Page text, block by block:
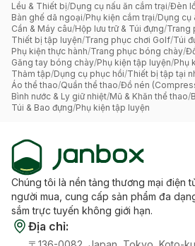
Lều & Thiết bị/Dụng cụ nấu ăn cắm trại/Đèn
Bàn ghế dã ngoại/Phụ kiện cắm trại/Dụng cụ
Cần & Máy câu/Hộp lưu trữ & Túi đựng/Trang
Thiết bị tập luyện/Trang phục chơi Golf/Túi
Phụ kiện thực hành/Trang phục bóng chày/
Găng tay bóng chày/Phụ kiện tập luyện/Phụ
Thảm tập/Dụng cụ phục hồi/Thiết bị tập tại
Áo thể thao/Quần thể thao/Đồ nén
Bình nước & Ly giữ nhiệt/Mũ & Khăn thể thao/
Túi & Bao đựng/Phụ kiện tập luyện
Chúng tôi là nền tảng thương mại điện
người mua, cung cấp sản phẩm đa
sắm trực tuyến không giới hạn.
Địa chỉ: